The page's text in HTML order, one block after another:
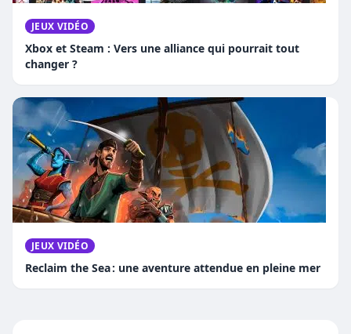
JEUX VIDÉO
Xbox et Steam : Vers une alliance qui pourrait tout
changer ?
JEUX VIDÉO
Reclaim the Sea : une aventure attendue en pleine mer